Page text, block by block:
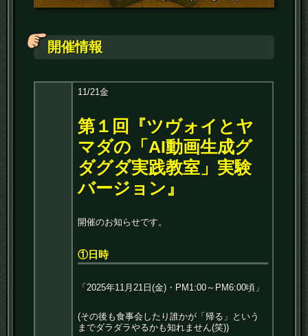
開催情報
11/21金
第１回『ツヴォイとヤ
マダの「AI動画生成グ
ダグダ実践教室」実験
バージョン』
開催のお知らせです。
①日時
「2025年11月21日(金)・PM1:00～PM6:00頃」
(その後も食事会したり誰かが「帰る」という
までダラダラやるかも知れません(笑))